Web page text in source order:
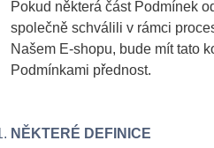
Pokud některá část Podmínek
společně schválili v rámci
Našem E-shopu, bude mít tato
Podmínkami přednost.
NĚKTERÉ DEFINICE